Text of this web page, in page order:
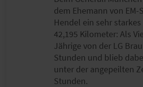
dem Ehemann von
Hendel ein sehr
42,195 Kilometer: Als
Jährige von der LG
Stunden und blieb
unter der angepeilten
Stunden.